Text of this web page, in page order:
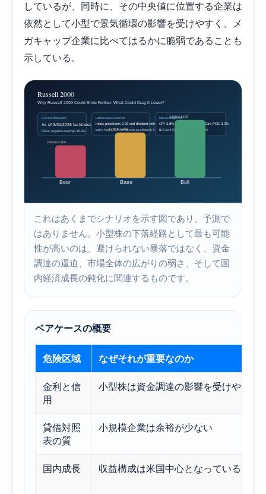
しているが、同時に、その中央値に位置する企業は
依然として小型で景気循環の影響を受けやすく、メ
ガキャップ企業に比べてはるかに脆弱であることも
示している。
これはあくまでシナリオを示す図であり、予測で
はありません。小型株の下落経路として最も可能
性が高いのは、避けられない暴落ではなく、資金
調達の逼迫、市場全体の広がりの弱さ、そして国
内経済成長の鈍化に関連するものです。
ベアケースの概要
危険区域 なぜそれが重要なのか
金利と信
用
小型株は資金調達の影響を受けやすい
貸借対照
表の質
小規模企業は余裕が少ない
国内成長 収益構成は米国中心となっている